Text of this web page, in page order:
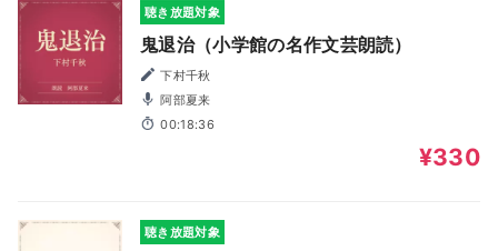
聴き放題対象
鬼退治（小学館の名作文芸朗読）
下村千秋
阿部夏来
00:18:36
¥330
聴き放題対象